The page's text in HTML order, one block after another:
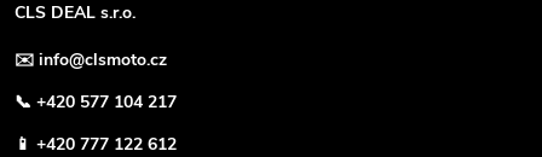
CLS DEAL s.r.o.
✉️ info@clsmoto.cz
📞 +420 577 104 217
📱 +420 777 122 612